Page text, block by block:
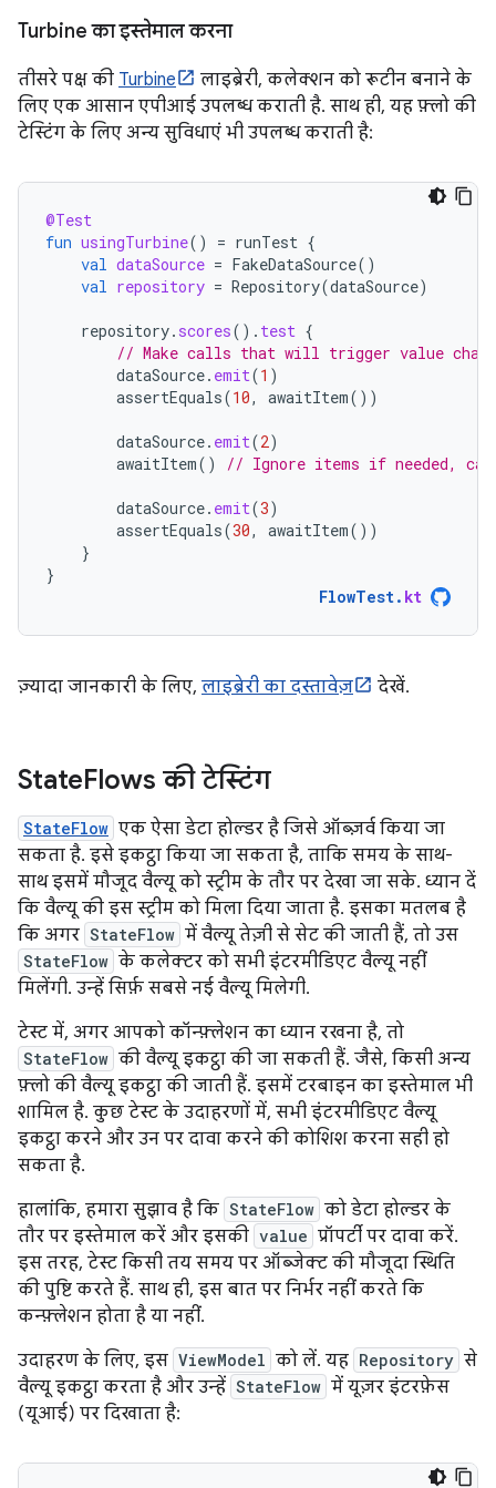
Turbine का इस्तेमाल करना
तीसरे पक्ष की Turbine
लाइब्रेरी, कलेक्शन को रूटीन बनाने के
लिए एक आसान एपीआई उपलब्ध कराती है. साथ ही, यह फ़्लो की
टेस्टिंग के लिए अन्य सुविधाएं भी उपलब्ध कराती है:
@Test
fun usingTurbine() = runTest {
val dataSource = FakeDataSource()
val repository = Repository(dataSource)
repository. scores(). test {
// Make calls that will trigger value
dataSource. emit(1 )
assertEquals(10, awaitItem())
dataSource. emit(2)
awaitItem() // Ignore items if needed,
dataSource. emit(3)
assertEquals(30, awaitItem())
}
}
FlowTest. kt
ज़्यादा जानकारी के लिए, लाइब्रेरी का दस्तावेज़ देखें.
StateFlows की टेस्टिंग
StateFlow एक ऐसा डेटा होल्डर है जिसे ऑब्ज़र्व किया जा
सकता है. इसे इकट्ठा किया जा सकता है, ताकि समय के साथ-
साथ इसमें मौजूद वैल्यू को स्ट्रीम के तौर पर देखा जा सके. ध्यान दें
कि वैल्यू की इस स्ट्रीम को मिला दिया जाता है. इसका मतलब है
कि अगर StateFlow में वैल्यू तेज़ी से सेट की जाती हैं, तो उस
StateFlow के कलेक्टर को सभी इंटरमीडिएट वैल्यू नहीं
मिलेंगी. उन्हें सिर्फ़ सबसे नई वैल्यू मिलेगी.
टेस्ट में, अगर आपको कॉन्फ़्लेशन का ध्यान रखना है, तो
StateFlow की वैल्यू इकट्ठा की जा सकती हैं. जैसे, किसी अन्य
फ़्लो की वैल्यू इकट्ठा की जाती हैं. इसमें टरबाइन का इस्तेमाल भी
शामिल है. कुछ टेस्ट के उदाहरणों में, सभी इंटरमीडिएट वैल्यू
इकट्ठा करने और उन पर दावा करने की कोशिश करना सही हो
सकता है.
हालांकि, हमारा सुझाव है कि StateFlow को डेटा होल्डर के
तौर पर इस्तेमाल करें और इसकी value प्रॉपर्टी पर दावा करें.
इस तरह, टेस्ट किसी तय समय पर ऑब्जेक्ट की मौजूदा स्थिति
की पुष्टि करते हैं. साथ ही, इस बात पर निर्भर नहीं करते कि
कन्फ़्लेशन होता है या नहीं.
उदाहरण के लिए, इस ViewModel को लें. यह Repository से
वैल्यू इकट्ठा करता है और उन्हें StateFlow में यूज़र इंटरफ़ेस
(यूआई) पर दिखाता है: